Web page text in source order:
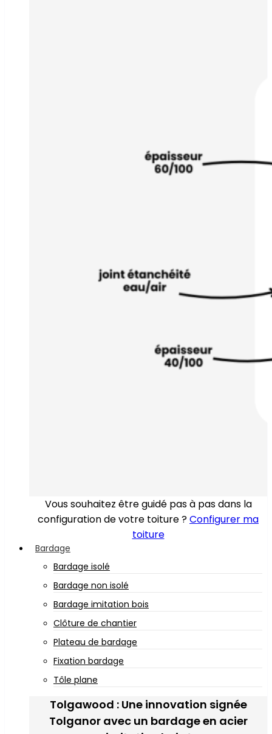
Vous souhaitez être guidé pas à pas dans la
configuration de votre toiture ?Configurer ma
toiture
Bardage
Bardage isolé
Bardage non isolé
Bardage imitation bois
Clôture de chantier
Plateau de bardage
Fixation bardage
Tôle plane
Tolgawood : Une innovation signée
Tolganor avec un bardage en acier